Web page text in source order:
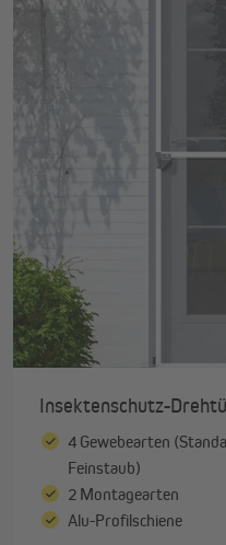
Insektenschutz-
4 Gewebearten
Feinstaub)
2 Montagearten
Alu-Profilschiene